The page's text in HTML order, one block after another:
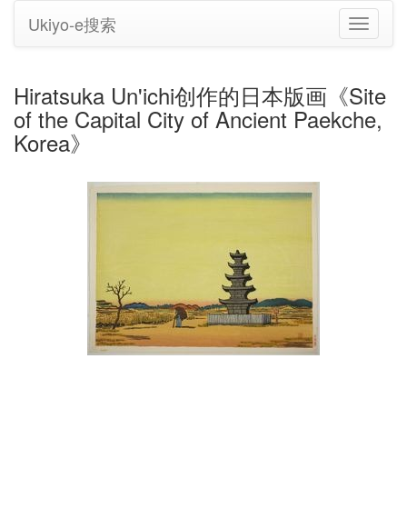
切
换
Ukiyo-e搜索
Hiratsuka Un'ichi创作的日本版画《Site
of the Capital City of Ancient Paekche,
Korea》